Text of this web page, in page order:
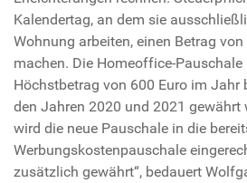
Kalendertag, an dem sie
Wohnung arbeiten, einen Betrag
machen. Die Homeoffice-
Höchstbetrag von 600 Euro im Jahr
den Jahren 2020 und 2021 gewährt
wird die neue Pauschale in die
Werbungskostenpauschale
zusätzlich gewährt“, bedauert